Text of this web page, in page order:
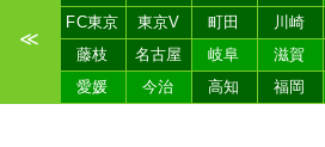
≪
FC東京
東京V 町田 川崎
藤枝
名古屋 岐阜 滋賀
愛媛
今治 高知 福岡